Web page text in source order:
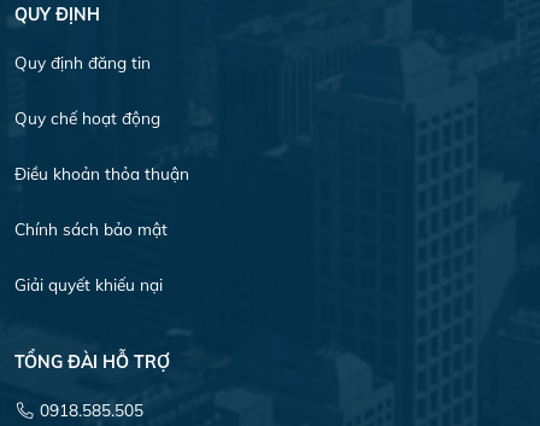
QUY ĐỊNH
Quy định đăng tin
Quy chế hoạt động
Điều khoản thỏa thuận
Chính sách bảo mật
Giải quyết khiếu nại
TỔNG ĐÀI HỖ TRỢ
0918.585.505